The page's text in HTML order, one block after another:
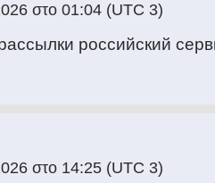
στο 01:04 (UTC 3)
российский
στο 14:25 (UTC 3)